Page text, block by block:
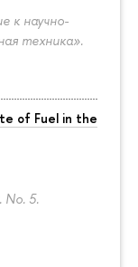
к научно-
техника».
of Fuel in the
No. 5.